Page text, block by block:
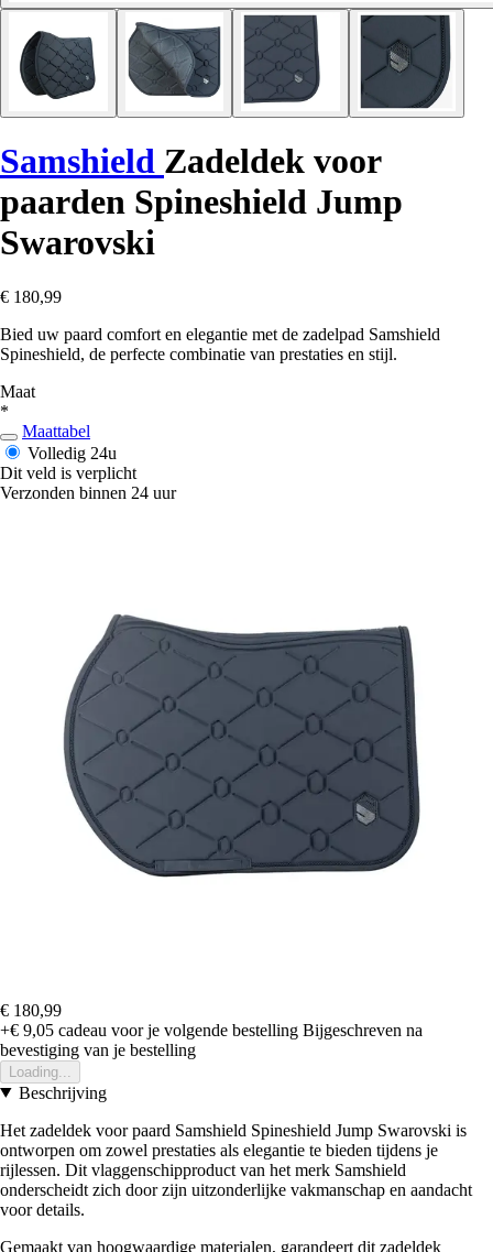
Samshield Zadeldek voor
paarden Spineshield Jump
Swarovski
€ 180,99
Bied uw paard comfort en elegantie met de zadelpad Samshield
Spineshield, de perfecte combinatie van prestaties en stijl.
Maat
*
Maattabel
Volledig 24u
Dit veld is verplicht
Verzonden binnen 24 uur
€ 180,99
+€ 9,05 cadeau voor je volgende bestelling Bijgeschreven na
bevestiging van je bestelling
Loading...
Beschrijving
Het zadeldek voor paard Samshield Spineshield Jump Swarovski is
ontworpen om zowel prestaties als elegantie te bieden tijdens je
rijlessen. Dit vlaggenschipproduct van het merk Samshield
onderscheidt zich door zijn uitzonderlijke vakmanschap en aandacht
voor details.
Gemaakt van hoogwaardige materialen, garandeert dit zadeldek